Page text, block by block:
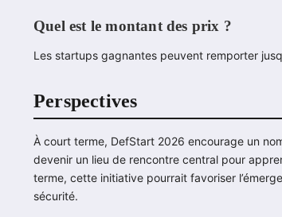
Quel est le montant des prix ?
Les startups gagnantes peuvent remporter
Perspectives
À court terme, DefStart 2026 encourage un
devenir un lieu de rencontre central pour
terme, cette initiative pourrait favoriser
sécurité.